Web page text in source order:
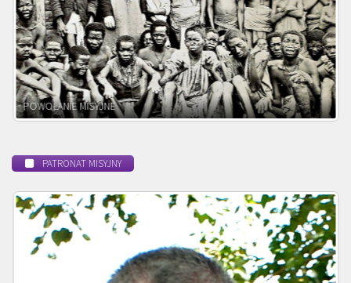
BEATYFIKACJA
PATRONAT MISYJNY